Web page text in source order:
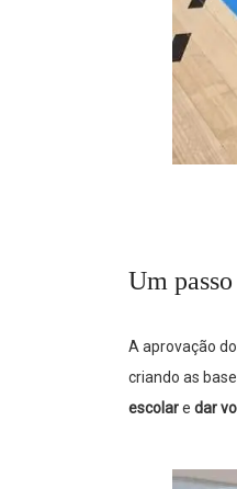
Um
A aprovação
criando as
escolare dar